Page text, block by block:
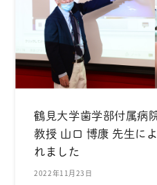
鶴見大学歯学部付属病
教授 山口 博康 先生に
れました
2022年11月23日